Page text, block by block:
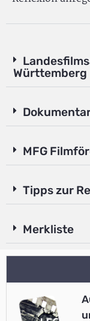
Württemberg
MFG
Tipps zur
Merkliste